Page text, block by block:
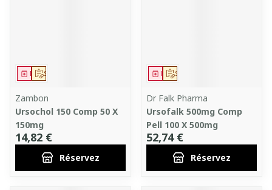
Sur prescription
Médicament
Zambon
Ursochol 150 Comp 50 X
150mg
14,82 €
Réservez
Sur prescription
Médicament
Dr Falk Pharma
Ursofalk 500mg Comp
Pell 100 X 500mg
52,74 €
Réservez